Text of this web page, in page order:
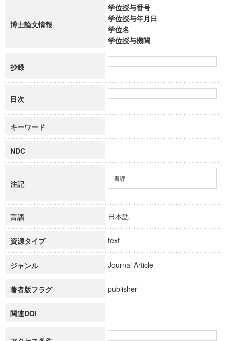
博士論文情報
学位授与番号
学位授与年月日
学位名
学位授与機関
抄録
目次
キーワード
NDC
注記
書評
言語 日本語
資源タイプ text
ジャンル Journal Article
著者版フラグ publisher
関連DOI